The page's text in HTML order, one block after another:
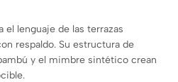
el lenguaje de las terrazas
respaldo. Su estructura de
y el mimbre sintético crean